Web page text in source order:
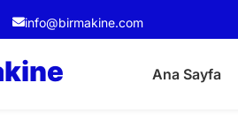
info@birmakine.com
Ana Sayfa